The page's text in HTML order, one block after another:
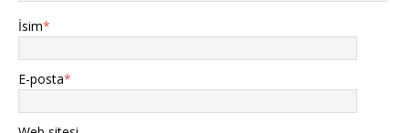
İsim*
E-posta*